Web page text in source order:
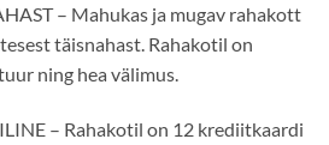
– Mahukas ja mugav rahakott
täisnahast. Rahakotil on
ning hea välimus.
– Rahakotil on 12 krediitkaardi